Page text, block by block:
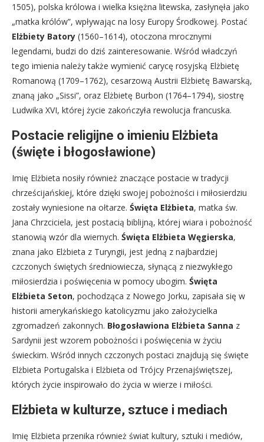
1505), polska królowa i wielka księżna litewska, zasłynęła jako
„matka królów”, wpływając na losy Europy Środkowej. Postać
Elżbiety Batory (1560–1614), otoczona mrocznymi
legendami, budzi do dziś zainteresowanie. Wśród władczyń
tego imienia należy także wymienić carycę rosyjską Elżbietę
Romanową (1709–1762), cesarzową Austrii Elżbietę Bawarską,
znaną jako „Sissi”, oraz Elżbietę Burbon (1764–1794), siostrę
Ludwika XVI, której życie zakończyła rewolucja francuska.
Postacie religijne o imieniu Elżbieta
(święte i błogosławione)
Imię Elżbieta nosiły również znaczące postacie w tradycji
chrześcijańskiej, które dzięki swojej pobożności i miłosierdziu
zostały wyniesione na ołtarze. Święta Elżbieta, matka św.
Jana Chrzciciela, jest postacią biblijną, której wiara i pobożność
stanowią wzór dla wiernych. Święta Elżbieta Węgierska,
znana jako Elżbieta z Turyngii, jest jedną z najbardziej
czczonych świętych średniowiecza, słynącą z niezwykłego
miłosierdzia i poświęcenia w pomocy ubogim. Święta
Elżbieta Seton, pochodząca z Nowego Jorku, zapisała się w
historii amerykańskiego katolicyzmu jako założycielka
zgromadzeń zakonnych. Błogosławiona Elżbieta Sanna z
Sardynii jest wzorem pobożności i poświęcenia w życiu
świeckim. Wśród innych czczonych postaci znajdują się święte
Elżbieta Portugalska i Elżbieta od Trójcy Przenajświętszej,
których życie inspirowało do życia w wierze i miłości.
Elżbieta w kulturze, sztuce i mediach
Imię Elżbieta przenika również świat kultury, sztuki i mediów,